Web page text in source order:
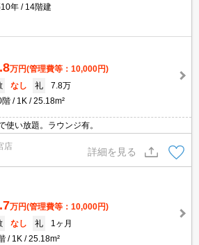
年
14階建
万円(管理費等：10,000円)
なし 礼
7.8万
階
1K 25.18m²
使い放題。ラウンジ有。
店
詳細を見る
万円(管理費等：10,000円)
なし 礼
1ヶ月
1K 25.18m²